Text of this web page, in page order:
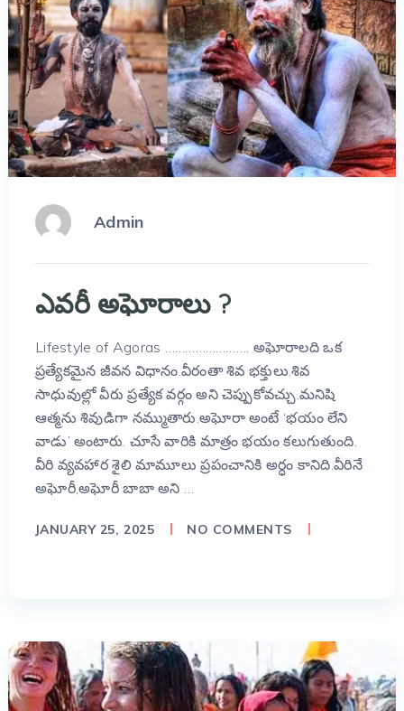
Admin
ఎవరీ అఘోరాలు ?
Lifestyle of Agoras ……………………. అఘోరాలది ఒక
ప్రత్యేకమైన జీవన విధానం.వీరంతా శివ భక్తులు.శివ
సాధువుల్లో వీరు ప్రత్యేక వర్గం అని చెప్పుకోవచ్చు.మనిషి
ఆత్మను శివుడిగా నమ్ముతారు.అఘోరా అంటే ‘భయం లేని
వాడు’ అంటారు. చూసే వారికి మాత్రం భయం కలుగుతుంది.
వీరి వ్యవహార శైలి మామూలు ప్రపంచానికి అర్ధం కానిది.వీరినే
అఘోరీ,అఘోరీ బాబా అని …
JANUARY 25, 2025 NO COMMENTS